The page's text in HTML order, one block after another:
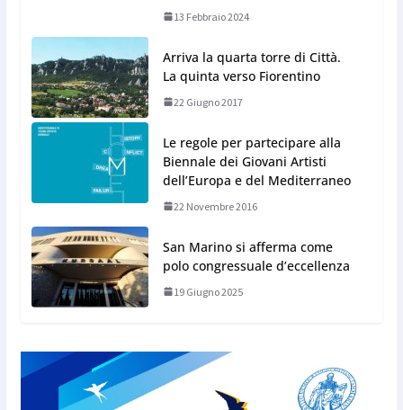
13 Febbraio 2024
Arriva la quarta torre di Città.
La quinta verso Fiorentino
22 Giugno 2017
Le regole per partecipare alla
Biennale dei Giovani Artisti
dell’Europa e del Mediterraneo
22 Novembre 2016
San Marino si afferma come
polo congressuale d’eccellenza
19 Giugno 2025